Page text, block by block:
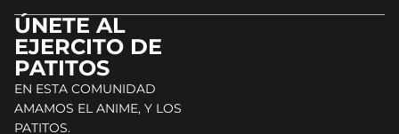
ÚNETE AL
EJERCITO DE
PATITOS
EN ESTA COMUNIDAD
AMAMOS EL ANIME, Y LOS
PATITOS.